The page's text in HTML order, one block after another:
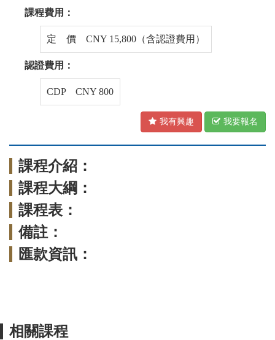
課程費用：
定 價 CNY 15,800（含認證費用）
認證費用：
CDP CNY 800
我有興趣 我要報名
課程介紹：
課程大綱：
課程表：
備註：
匯款資訊：
相關課程